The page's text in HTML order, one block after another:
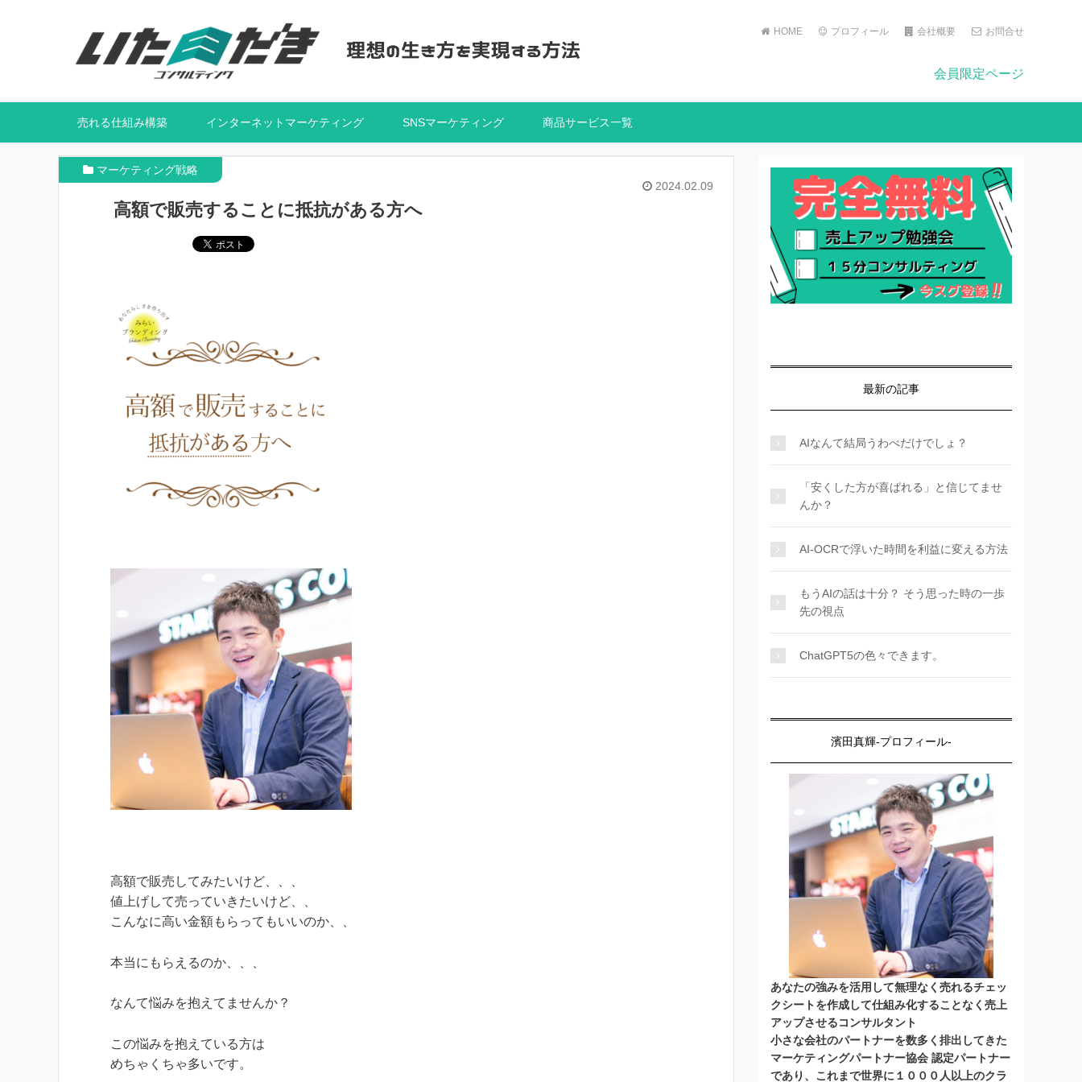
HOME プロフィール 会社概要 お問合せ
会員限定ページ
売れる仕組み構築 インターネットマーケティング SNSマーケティング 商品サービス一覧
2024.02.09
マーケティング戦略
高額で販売することに抵抗がある方へ
高額で販売してみたいけど、、、
値上げして売っていきたいけど、、
こんなに高い金額もらってもいいのか、、
本当にもらえるのか、、、
なんて悩みを抱えてませんか？
この悩みを抱えている方は
めちゃくちゃ多いです。
最新の記事
AIなんて結局うわべだけでしょ？
「安くした方が喜ばれる」と信じてませ
んか？
AI-OCRで浮いた時間を利益に変える方法
もうAIの話は十分？ そう思った時の一歩
先の視点
ChatGPT5の色々できます。
濱田真輝-プロフィール-
あなたの強みを活用して無理なく売れるチェッ
クシートを作成して仕組み化することなく売上
アップさせるコンサルタント
小さな会社のパートナーを数多く排出してきた
マーケティングパートナー協会 認定パートナー
であり、これまで世界に１０００人以上のクラ